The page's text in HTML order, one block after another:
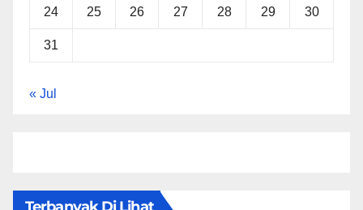
24 25 26 27 28 29 30
31
« Jul